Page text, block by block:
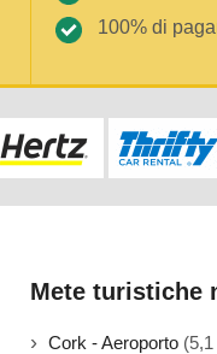
100% di
Mete turistiche
Cork - Aeroporto